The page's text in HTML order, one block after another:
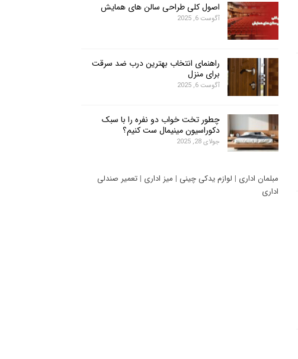
اصول کلی طراحی سالن های همایش
آگوست 6, 2025
راهنمای انتخاب بهترین درب ضد سرقت
برای منزل
آگوست 6, 2025
چطور تخت خواب دو نفره را با سبک
دکوراسیون مینیمال ست کنیم؟
جولای 28, 2025
مبلمان اداری | لوازم یدکی چینی | میز اداری | تعمیر صندلی
اداری